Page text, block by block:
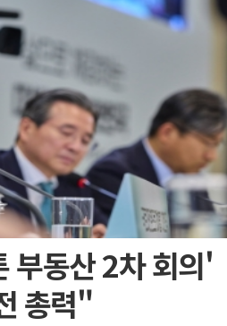
부동산 2차 회의'
총력"